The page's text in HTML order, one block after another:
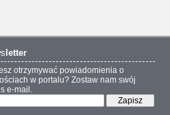
letter
otrzymywać powiadomienia o
w portalu? Zostaw nam swój
e-mail.